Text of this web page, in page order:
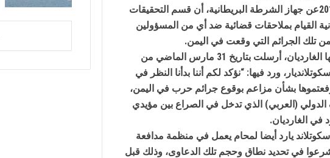
ونقلت الصحيفة الاثنين 3ابريل 2017عن جهاز الشرطة البريطانية، أن قسم التحقيقات
القيام بملاحقات قضائية ضد أي من المسؤولين
تلك الجرائم التي وقعت في اليمن.
وورد ذلك في رسالة اطلعت عليها الغارديان، أرسلت بتاريخ 31 مارس الماضي من
ورد فيها: “نؤكد لكم أننا بدأنا النظر في
بشأن مزاعم بوقوع جرائم حرب في اليمن،
(العربي) الذي تدخل في الصراع بين مؤيدي
الغارديان.
يارد أيضا لمحام يعمل في منظمة مدافعة
في تحديد نطاق وحجم تلك الدعاوى، وذلك قبل
القوات المسلحة تستهدف هدفاً حساساً
بمطار نجران
الكشف عن سبب أزمة لقاحات الأطفال